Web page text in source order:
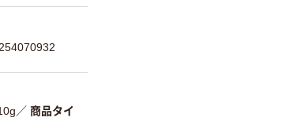
／ 商品タイ